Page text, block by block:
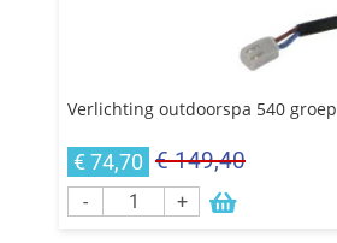
Verlichting outdoorspa 540 groep
€ 74,70 € 149,40
- +